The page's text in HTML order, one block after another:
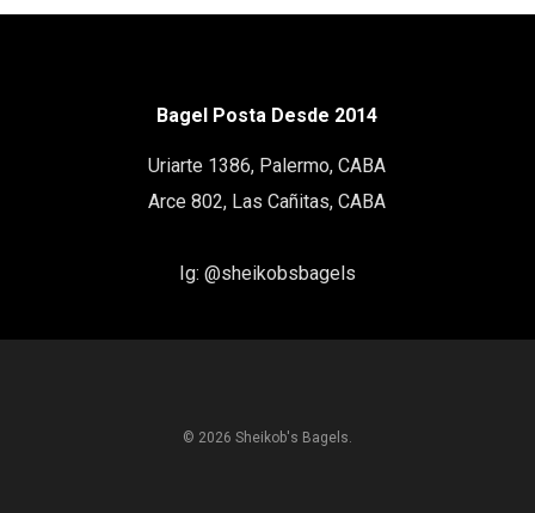
Bagel Posta Desde 2014
Uriarte 1386, Palermo, CABA
Arce 802, Las Cañitas, CABA
Ig: @sheikobsbagels
© 2026 Sheikob's Bagels.